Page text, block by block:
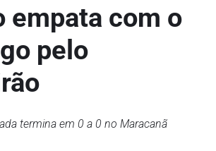
empata com o
pelo
termina em 0 a 0 no Maracanã